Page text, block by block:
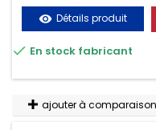
chargements pendant le
résistante aux UV et aux
n'absorbe pas l'eau.
visibility Détails produit
 En stock fabricant
ajouter à comparaison